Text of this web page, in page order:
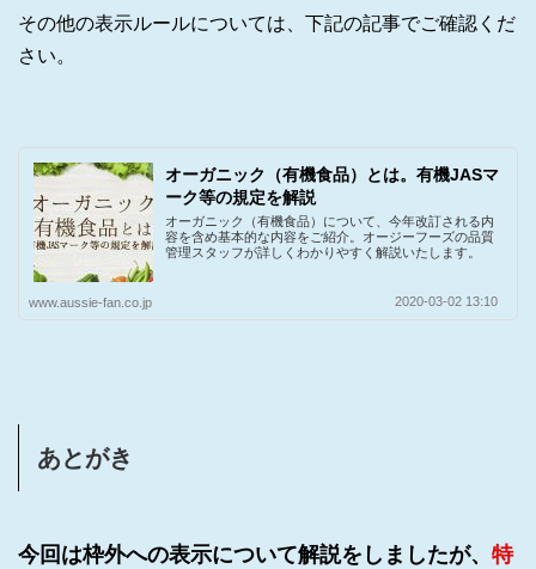
その他の表示ルールについては、下記の記事でご確認くだ
さい。
オーガニック（有機食品）とは。有機JASマ
ーク等の規定を解説
オーガニック（有機食品）について、今年改訂される内
容を含め基本的な内容をご紹介。オージーフーズの品質
管理スタッフが詳しくわかりやすく解説いたします。
www.aussie-fan.co.jp 2020-03-02 13:10
あとがき
今回は枠外への表示について解説をしましたが、 特